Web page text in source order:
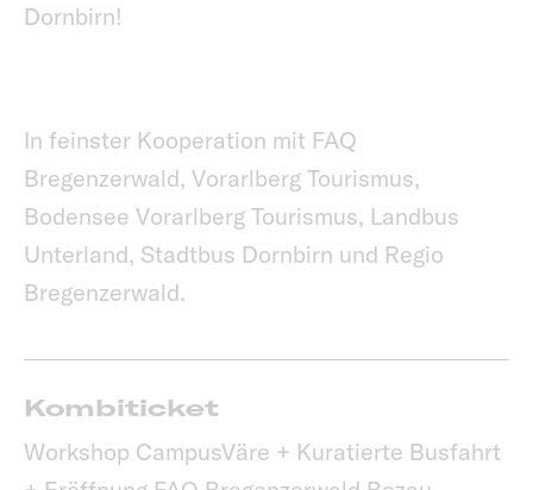
Kombiticket
Workshop CampusVäre + Kuratierte Busfahrt
Dornbirn!
In feinster Kooperation mit FAQ
Bregenzerwald, Vorarlberg Tourismus,
Bodensee Vorarlberg Tourismus, Landbus
Unterland, Stadtbus Dornbirn und Regio
Bregenzerwald.